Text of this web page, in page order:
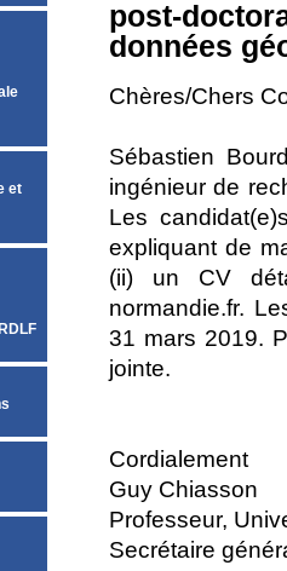
et
post-
données
Chères/Chers
Sébastien
ingénieur de
Les
expliquant de
(ii) un CV
normandie.fr.
31 mars 2019.
jointe.
Cordialement
Guy Chiasson
Professeur,
Secrétaire